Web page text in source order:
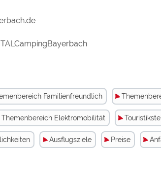
Familienfreundlich
Themenbereich Elektromobilität
Ausflugsziele Preise